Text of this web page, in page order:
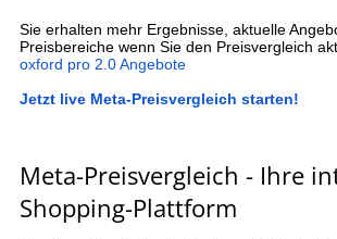
Sie erhalten mehr Ergebnisse, aktuelle
Preisbereiche wenn Sie den Preisvergleich
oxford pro 2.0 Angebote
Jetzt live Meta-Preisvergleich starten!
Meta-Preisvergleich - Ihre
Shopping-Plattform